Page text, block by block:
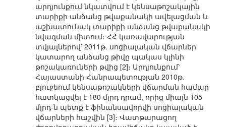
արդյունքում նկատվում է կենսաթոշակային
տարիքի անձանց թվաքանակի ավելացման և
աշխատունակ տարիքի անձանց թվաքանակի
նվազման միտում։ ՀՀ կառավարության
տվյալներով՝ 2011թ. սոցիալական վճարներ
կատարող անձանց թիվը պակաս կլինի
թոշակառուների թվից [2]։ Արդյունքում՝
Հայաստանի Հանրապետության 2010թ.
բյուջեում կենսաթոշակների վճարման համար
հատկացվել է 180 մլրդ դրամ, որից միայն 105
մլրդ-ն պետք է ֆինանսավորվի սոցիալական
վճարների հաշվին [3]։ Վատթարացող